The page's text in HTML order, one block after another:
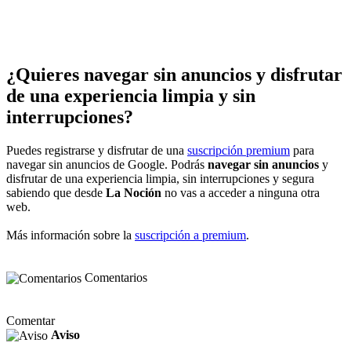
¿Quieres navegar sin anuncios y disfrutar
de una experiencia limpia y sin
interrupciones?
Puedes registrarse y disfrutar de una suscripción premium para
navegar sin anuncios de Google. Podrás navegar sin anuncios y
disfrutar de una experiencia limpia, sin interrupciones y segura
sabiendo que desde La Noción no vas a acceder a ninguna otra
web.
Más información sobre la suscripción a premium.
Comentarios
Comentar
Aviso